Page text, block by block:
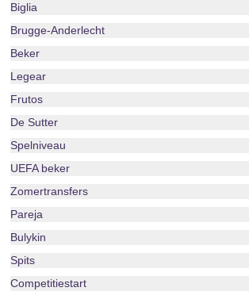
Biglia
Brugge-Anderlecht
Beker
Legear
Frutos
De Sutter
Spelniveau
UEFA beker
Zomertransfers
Pareja
Bulykin
Spits
Competitiestart